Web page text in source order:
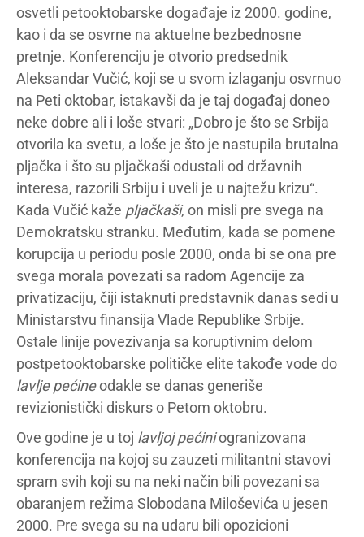
osvetli petooktobarske događaje iz 2000. godine,
kao i da se osvrne na aktuelne bezbednosne
pretnje. Konferenciju je otvorio predsednik
Aleksandar Vučić, koji se u svom izlaganju osvrnuo
na Peti oktobar, istakavši da je taj događaj doneo
neke dobre ali i loše stvari: „Dobro je što se Srbija
otvorila ka svetu, a loše je što je nastupila brutalna
pljačka i što su pljačkaši odustali od državnih
interesa, razorili Srbiju i uveli je u najtežu krizu“.
Kada Vučić kaže pljačkaši, on misli pre svega na
Demokratsku stranku. Međutim, kada se pomene
korupcija u periodu posle 2000, onda bi se ona pre
svega morala povezati sa radom Agencije za
privatizaciju, čiji istaknuti predstavnik danas sedi u
Ministarstvu finansija Vlade Republike Srbije.
Ostale linije povezivanja sa koruptivnim delom
postpetooktobarske političke elite takođe vode do
lavlje pećineodakle se danas generiše
revizionistički diskurs o Petom oktobru.
Ove godine je u toj lavljoj pećiniogranizovana
konferencija na kojoj su zauzeti militantni stavovi
spram svih koji su na neki način bili povezani sa
obaranjem režima Slobodana Miloševića u jesen
2000. Pre svega su na udaru bili opozicioni